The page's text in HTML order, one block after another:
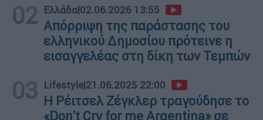
02 Ελλάδα|02.06.2026 13:55
Απόρριψη της παράστασης του
ελληνικού Δημοσίου πρότεινε η
εισαγγελέας στη δίκη των Τεμπών
03 Lifestyle|21.06.2025 22:00
Η Ρέιτσελ Ζέγκλερ τραγούδησε το
«Don't Cry for me Argentina» σε